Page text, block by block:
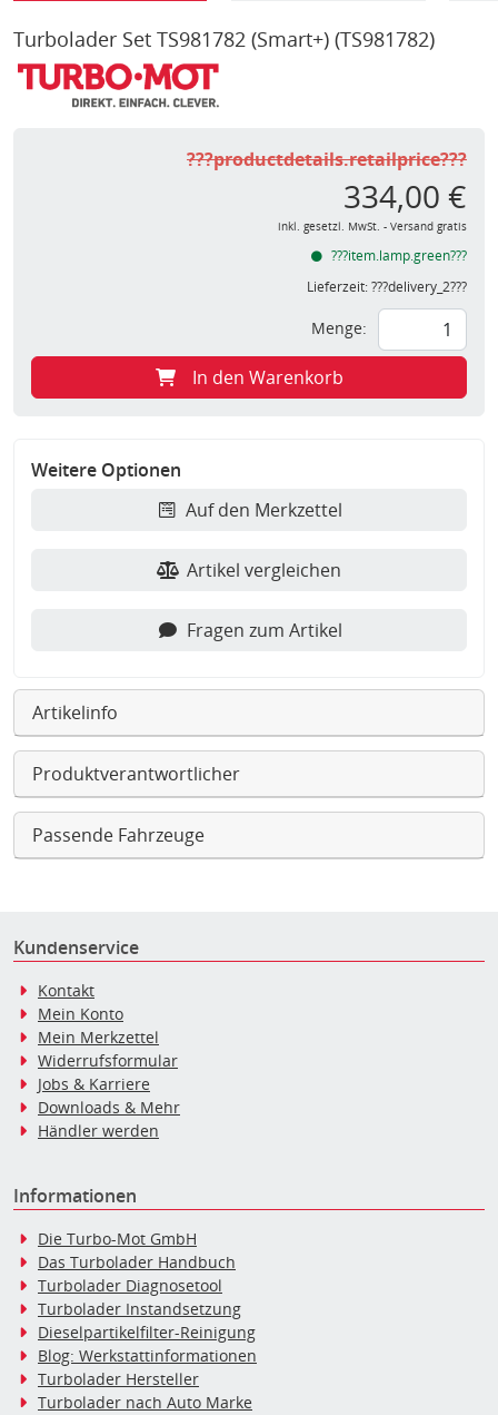
Turbolader Set TS981782 (Smart+) (TS981782)
???productdetails.retailprice???
334,00 €
inkl. gesetzl. MwSt. - Versand gratis
???item.lamp.green???
Lieferzeit:???delivery_2???
Menge:
In den Warenkorb
Weitere Optionen
Auf den Merkzettel
Artikel vergleichen
Fragen zum Artikel
Artikelinfo
Produktverantwortlicher
Passende Fahrzeuge
Kundenservice
Kontakt
Mein Konto
Mein Merkzettel
Widerrufsformular
Jobs & Karriere
Downloads & Mehr
Händler werden
Informationen
Die Turbo-Mot GmbH
Das Turbolader Handbuch
Turbolader Diagnosetool
Turbolader Instandsetzung
Dieselpartikelfilter-Reinigung
Blog: Werkstattinformationen
Turbolader Hersteller
Turbolader nach Auto Marke